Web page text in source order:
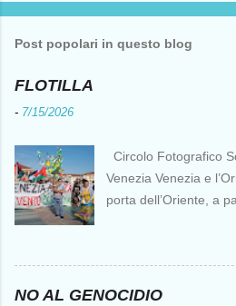
a
n
c
o
e
n
t
o
Post popolari in questo blog
FLOTILLA
- 7/15/2026
Circolo Fotografico
Venezia Venezia e
porta dell’Oriente, a
di cantierizzazione
per tutti i crociati
le crociate fornirono ai
NO AL GENOCIDIO